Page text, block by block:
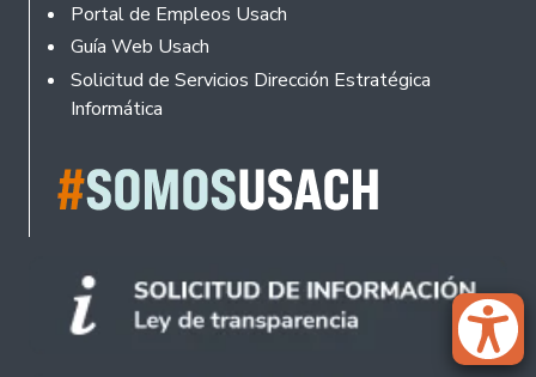
Portal de Empleos Usach
Guía Web Usach
Solicitud de Servicios Dirección Estratégica
Informática